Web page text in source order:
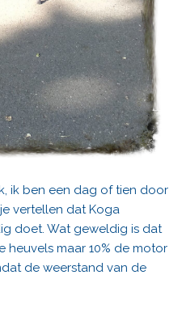
ik ben een dag of tien door
vertellen dat Koga
doet. Wat geweldig is dat
heuvels maar 10% de motor
de weerstand van de